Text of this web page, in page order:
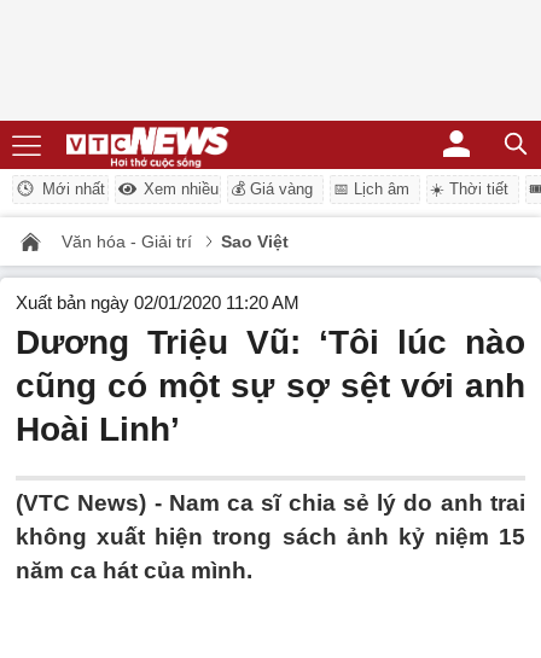
Mới nhất Xem nhiều 💰 Giá vàng 📅 Lịch âm ☀️ Thời tiết
Văn hóa - Giải trí Sao Việt
Xuất bản ngày 02/01/2020 11:20 AM
Dương Triệu Vũ: ‘Tôi lúc nào
cũng có một sự sợ sệt với anh
Hoài Linh’
(VTC News) - Nam ca sĩ chia sẻ lý do anh trai
không xuất hiện trong sách ảnh kỷ niệm 15
năm ca hát của mình.